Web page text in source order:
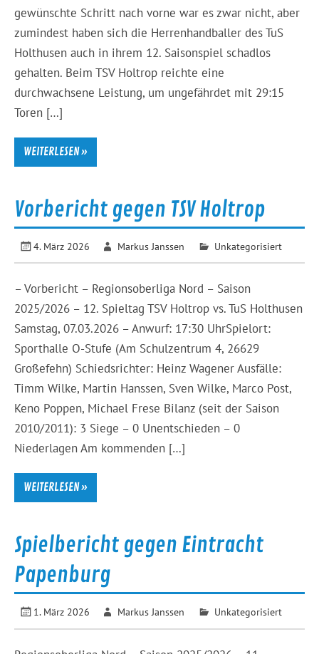
gewünschte Schritt nach vorne war es zwar nicht, aber
zumindest haben sich die Herrenhandballer des TuS
Holthusen auch in ihrem 12. Saisonspiel schadlos
gehalten. Beim TSV Holtrop reichte eine
durchwachsene Leistung, um ungefährdet mit 29:15
Toren […]
WEITERLESEN »
Vorbericht gegen TSV Holtrop
4. März 2026 Markus Janssen Unkategorisiert
– Vorbericht – Regionsoberliga Nord – Saison
2025/2026 – 12. Spieltag TSV Holtrop vs. TuS Holthusen
Samstag, 07.03.2026 – Anwurf: 17:30 UhrSpielort:
Sporthalle O-Stufe (Am Schulzentrum 4, 26629
Großefehn) Schiedsrichter: Heinz Wagener Ausfälle:
Timm Wilke, Martin Hanssen, Sven Wilke, Marco Post,
Keno Poppen, Michael Frese Bilanz (seit der Saison
2010/2011): 3 Siege – 0 Unentschieden – 0
Niederlagen Am kommenden […]
WEITERLESEN »
Spielbericht gegen Eintracht
Papenburg
1. März 2026 Markus Janssen Unkategorisiert